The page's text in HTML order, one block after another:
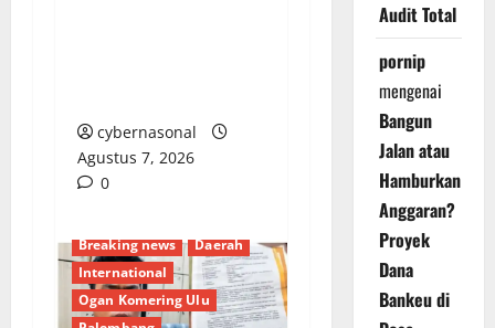
cybernasonal
Agustus 7, 2026
0
Breaking news
Daerah
International
Ogan Komering Ulu
Audit Total
pornip
mengenai
Bangun
Jalan atau
Hamburkan
Anggaran?
Proyek
Dana
Bankeu di